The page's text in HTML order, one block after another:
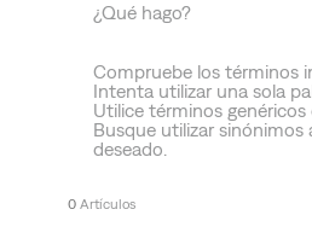
¿Qué hago?
Compruebe los términos
Intenta utilizar una sola
Utilice términos genéricos
Busque utilizar sinónimos
deseado.
0